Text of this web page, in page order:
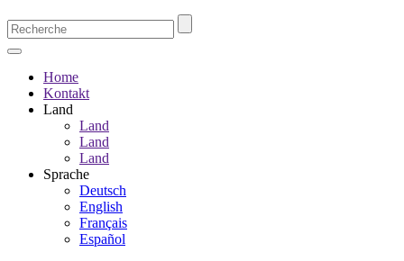
Home
Kontakt
Land
Land
Land
Land
Sprache
Deutsch
English
Français
Español